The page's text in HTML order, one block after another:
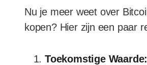
Nu je meer weet over
kopen? Hier zijn een paar
Toekomstige Waarde: